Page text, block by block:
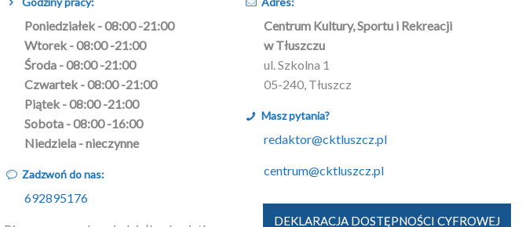
Poniedziałek - 08:00 -21:00
Wtorek - 08:00 -21:00
Środa - 08:00 -21:00
Czwartek - 08:00 -21:00
Piątek - 08:00 -21:00
Sobota - 08:00 -16:00
Niedziela - nieczynne
Zadzwoń do nas:
692895176
Centrum Kultury, Sportu i Rekreacji
w Tłuszczu
ul. Szkolna 1
05-240, Tłuszcz
Masz pytania?
redaktor@cktluszcz.pl
centrum@cktluszcz.pl
DEKLARACJA DOSTĘPNOŚCI CYFROWEJ